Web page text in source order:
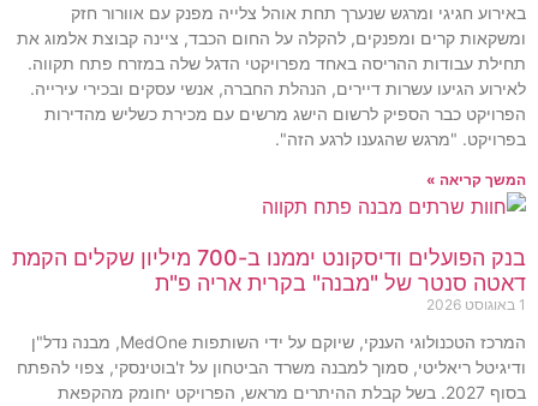
באירוע חגיגי ומרגש שנערך תחת אוהל צלייה מפנק עם אוורור חזק
ומשקאות קרים ומפנקים, להקלה על החום הכבד, ציינה קבוצת אלמוג את
תחילת עבודות ההריסה באחד מפרויקטי הדגל שלה במזרח פתח תקווה.
לאירוע הגיעו עשרות דיירים, הנהלת החברה, אנשי עסקים ובכירי עירייה.
הפרויקט כבר הספיק לרשום הישג מרשים עם מכירת כשליש מהדירות
בפרויקט. "מרגש שהגענו לרגע הזה".
המשך קריאה »
בנק הפועלים ודיסקונט יממנו ב-700 מיליון שקלים הקמת
דאטה סנטר של "מבנה" בקרית אריה פ"ת
1 באוגוסט 2026
המרכז הטכנולוגי הענקי, שיוקם על ידי השותפות MedOne, מבנה נדל"ן
ודיגיטל ריאליטי, סמוך למבנה משרד הביטחון על ז'בוטינסקי, צפוי להפתח
בסוף 2027. בשל קבלת ההיתרים מראש, הפרויקט יחומק מהקפאת